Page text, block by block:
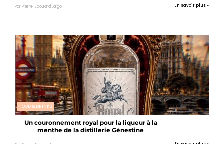
Par Pierre-Edouard Laigo En savoir plus »
FOOD & DRINKS
Un couronnement royal pour la liqueur à la
menthe de la distillerie Génestine